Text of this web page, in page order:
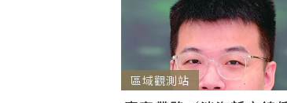
區域觀測站